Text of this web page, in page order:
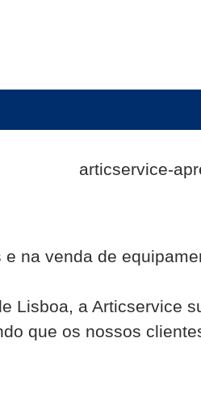
na venda de
Lisboa, a Articservice
que os nossos